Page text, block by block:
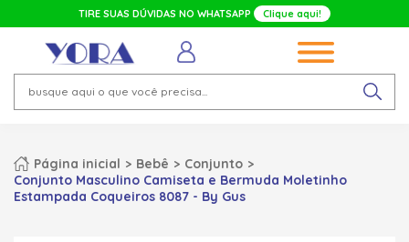
TIRE SUAS DÚVIDAS NO WHATSAPP Clique aqui!
Página inicial Bebê
Conjunto
Conjunto Masculino Camiseta e Bermuda Moletinho
Estampada Coqueiros 8087 - By Gus